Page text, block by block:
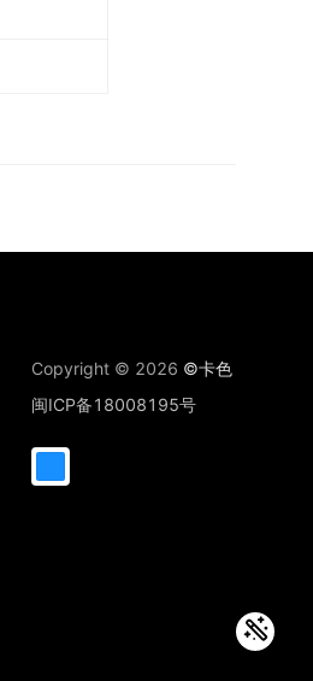
Copyright © 2026 ©卡色
闽ICP备18008195号